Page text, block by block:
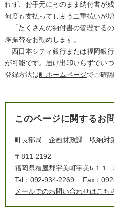
れず、お手元にそのまま納付書が
何度も支払ってしまう二重払いが増
「たくさんの納付書の管理する
座振替をお勧めします。
西日本シティ銀行または福岡銀
が可能です。届け出印いらずでい
登録方法は町ホームページでご確
このページに関するお
町長部局 企画財政課 収納対
〒811-2192
福岡県糟屋郡宇美町宇美5-1-1
Tel：092-934-2269
Fax：
メールでのお問い合わせはこち